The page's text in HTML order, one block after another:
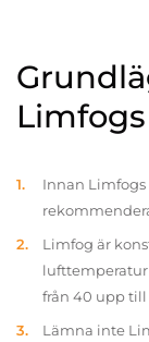
Innan
Limfog är
lufttemperatur
från 40 upp till
Lämna inte